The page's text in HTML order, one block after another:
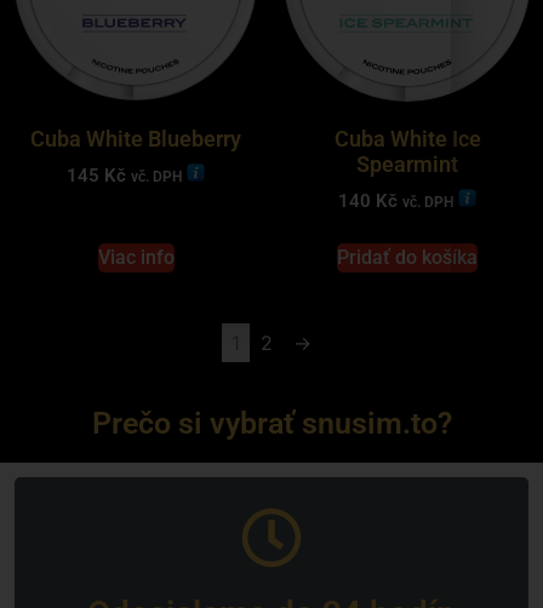
Cuba White Blueberry
145 Kč vč. DPH
Viac info
Cuba White Ice
Spearmint
140 Kč vč. DPH
Pridať do košíka
2 →
Prečo si vybrať snusim.to?